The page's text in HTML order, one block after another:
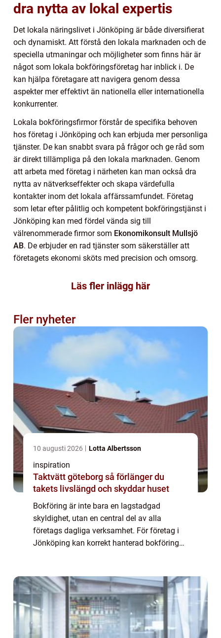
dra nytta av lokal expertis
Det lokala näringslivet i Jönköping är både diversifierat
och dynamiskt. Att förstå den lokala marknaden och de
speciella utmaningar och möjligheter som finns här är
något som lokala bokföringsföretag har inblick i. De
kan hjälpa företagare att navigera genom dessa
aspekter mer effektivt än nationella eller internationella
konkurrenter.
Lokala bokföringsfirmor förstår de specifika behoven
hos företag i Jönköping och kan erbjuda mer personliga
tjänster. De kan snabbt svara på frågor och ge råd som
är direkt tillämpliga på den lokala marknaden. Genom
att arbeta med företag i närheten kan man också dra
nytta av nätverkseffekter och skapa värdefulla
kontakter inom det lokala affärssamfundet. Företag
som letar efter pålitlig och kompetent bokföringstjänst i
Jönköping kan med fördel vända sig till
välrenommerade firmor som Ekonomikonsult Mullsjö
AB. De erbjuder en rad tjänster som säkerställer att
företagets ekonomi sköts med precision och omsorg.
Läs fler inlägg här
Fler nyheter
10 augusti 2026 Lotta Albertsson
inspiration
Taktvätt göteborg så förlänger du
takets livslängd och skyddar huset
Bokföring är inte bara en lagstadgad
skyldighet, utan en central del av alla
företags dagliga verksamhet. För företag i
Jönköping kan korrekt hanterad bokföring